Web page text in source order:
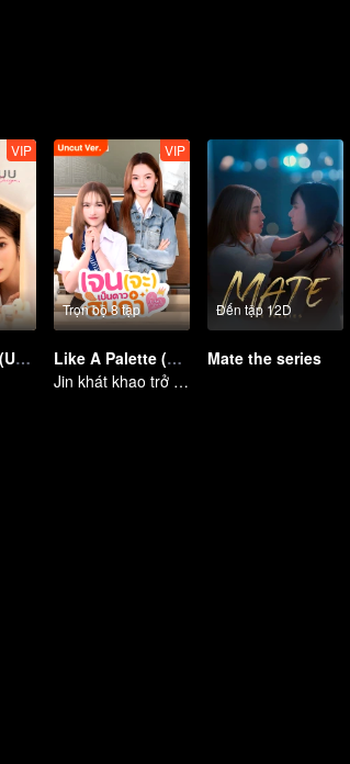
VIP
Love Design (Uncut Ver.)
Trọn bộ 8 tập
VIP
Like A Palette (Uncut Ver.)
Jin khát khao trở thành ngôi sao trường học
Đến tập 12D
Mate the series